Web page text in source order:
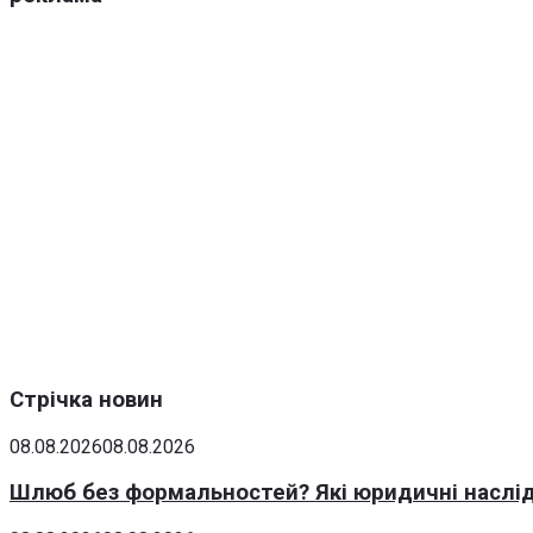
Стрічка новин
08.08.202608.08.2026
Шлюб без формальностей? Які юридичні